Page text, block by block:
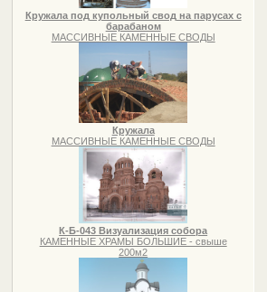
Кружала под купольный свод на парусах с
барабаном
МАССИВНЫЕ КАМЕННЫЕ СВОДЫ
Кружала
МАССИВНЫЕ КАМЕННЫЕ СВОДЫ
К-Б-043 Визуализация собора
КАМЕННЫЕ ХРАМЫ БОЛЬШИЕ - свыше
200м2